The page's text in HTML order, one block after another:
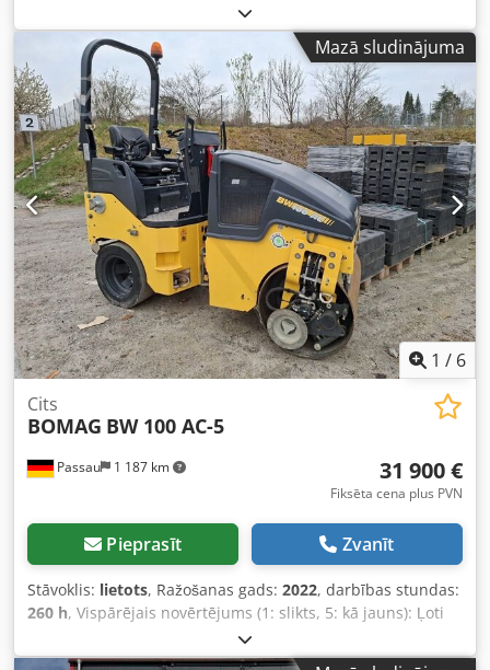
Mazā sludinājuma
1 / 6
Passau 1 187 km
Cits
BOMAG BW 100 AC-5
31 900 €
Fiksēta cena plus PVN
Pieprasīt Zvanīt
Stāvoklis: lietots, Ražošanas gads: 2022, darbības stundas:
260 h, Vispārējais novērtējums (1: slikts, 5: kā jauns): Ļoti
labs. ---- Jauna UVV sertifikācija – nekavējoties gatavs
lietošanai. Dsdpfxjzkzznj Aiajkr Apmēram 260 darba